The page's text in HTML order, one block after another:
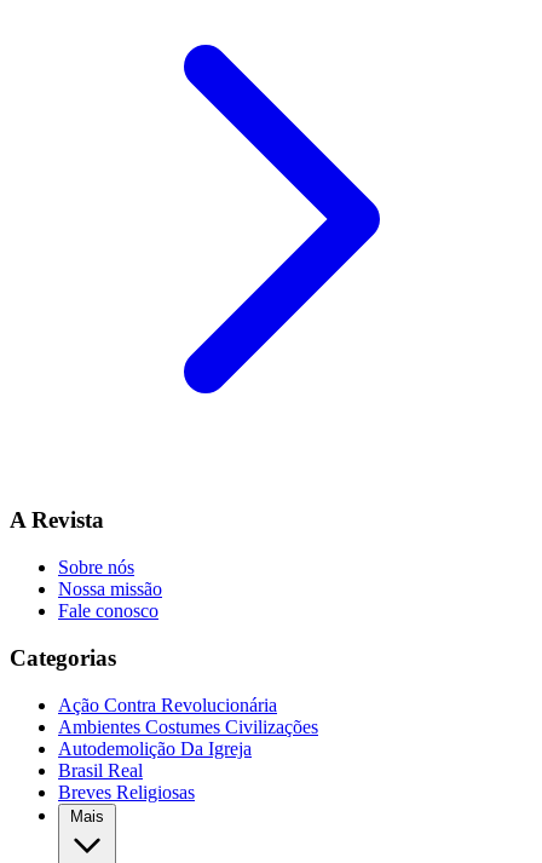
A Revista
Sobre nós
Nossa missão
Fale conosco
Categorias
Ação Contra Revolucionária
Ambientes Costumes Civilizações
Autodemolição Da Igreja
Brasil Real
Breves Religiosas
Mais